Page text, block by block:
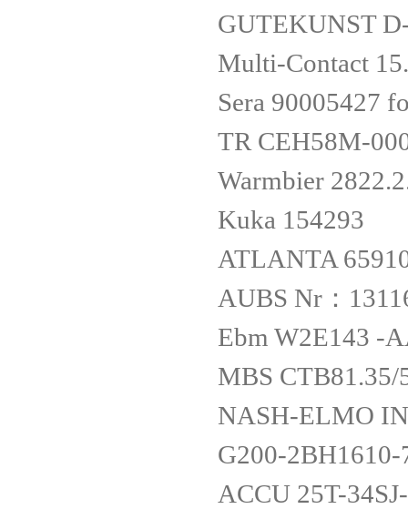
GUTEKUNST
Multi-Contact
Sera 90005427
TR CEH58M-
Warmbier
Kuka 154293
ATLANTA
AUBS Nr：
Ebm W2E143 -
MBS
NASH-ELMO
G200-
ACCU 25T-